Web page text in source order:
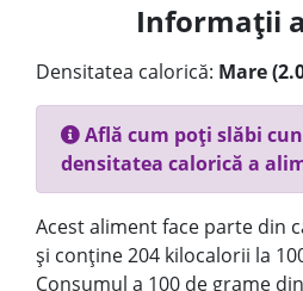
Informații
Densitatea calorică: Mare
Află cum poți slăbi
densitatea calorică a
Acest aliment face parte din
și conține 204 kilocalorii la
Consumul a 100 de grame